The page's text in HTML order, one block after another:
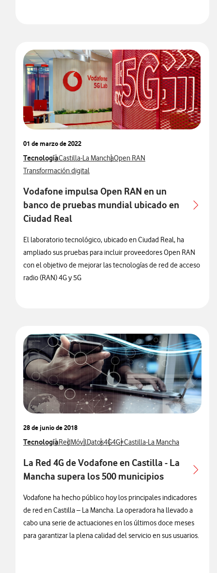
01 de marzo de 2022
Ver más notas de prensa relacionados con
TecnologíaVer más notas de prensa relacionados con
Castilla-La ManchaVer más notas de prensa
Open RAN
Ver más notas de prensa relacionados con
Transformación digital
Vodafone impulsa Open RAN en un
banco de pruebas mundial ubicado en
Ciudad Real
El laboratorio tecnológico, ubicado en Ciudad Real, ha
ampliado sus pruebas para incluir proveedores Open RAN
con el objetivo de mejorar las tecnologías de red de acceso
radio (RAN) 4G y 5G
28 de junio de 2018
Ver más notas de prensa relacionados con
TecnologíaVer más notas de prensa relacionados con
RedVer más notas de prensa relacionados con
MóvilVer más notas de prensa relacionados con
DatosVer más notas de prensa
4GVer más notas de prensa
4G+Ver más notas de prensa
Castilla-La Mancha
La Red 4G de Vodafone en Castilla - La
Mancha supera los 500 municipios
Vodafone ha hecho público hoy los principales indicadores
de red en Castilla – La Mancha. La operadora ha llevado a
cabo una serie de actuaciones en los últimos doce meses
para garantizar la plena calidad del servicio en sus usuarios.